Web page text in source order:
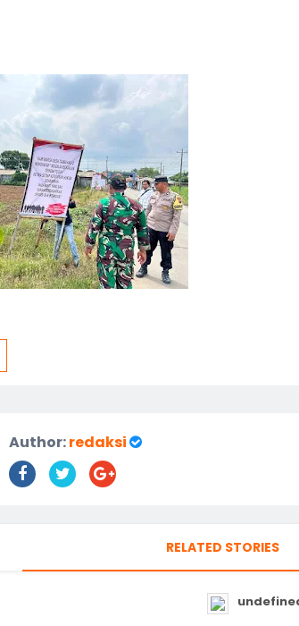
Author:redaksi
RELATED STORIES